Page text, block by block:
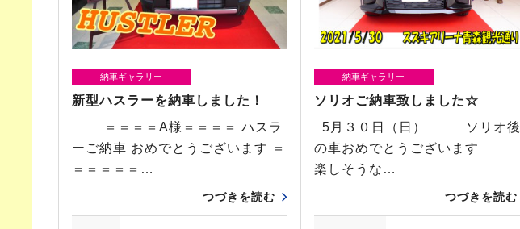
納車ギャラリー
新型ハスラーを納車しました！
＝＝＝＝A様＝＝＝＝ ハスラ
ーご納車 おめでとうございます ＝
＝＝＝＝＝…
つづきを読む
納車ギャラリー
ソリオご納車致しました☆
5月３０日（日） ソリオ後
の車おめでとうございます
楽しそうな…
つづきを読む